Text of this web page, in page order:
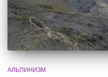
АЛЬПИНИЗМ